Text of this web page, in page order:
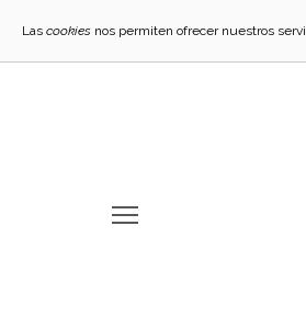
Las cookies nos permiten ofrecer nuestros